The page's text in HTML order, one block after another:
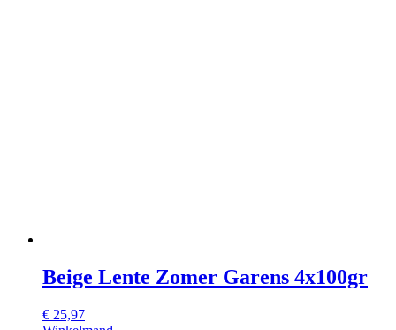
Beige Lente Zomer Garens 4x100gr
€ 25,97